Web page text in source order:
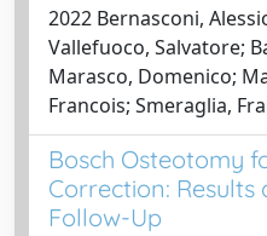
2022 Bernasconi,
Vallefuoco, Salvatore;
Marasco, Domenico;
Francois; Smeraglia,
Bosch Osteotomy
Correction: Results
Follow-Up